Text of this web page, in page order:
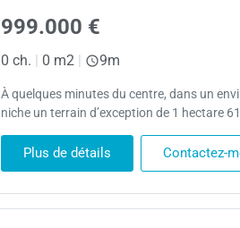
999.000 €
0 ch. 0 m2 9m
À quelques minutes du centre, dans un
niche un terrain d’exception de 1 hectare
Plus de détails Contactez-